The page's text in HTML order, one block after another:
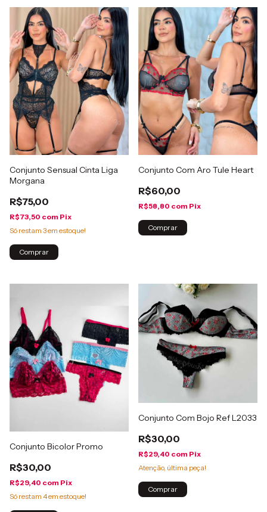
Conjunto Sensual Cinta Liga
Morgana
R$75,00
R$73,50 com Pix
Só restam 3em estoque!
Comprar
Conjunto Com Aro Tule Heart
R$60,00
R$58,80 com Pix
Comprar
Conjunto Bicolor Promo
R$30,00
R$29,40 com Pix
Só restam 4em estoque!
Conjunto Com Bojo Ref L2033
R$30,00
R$29,40 com Pix
Atenção, última peça!
Comprar